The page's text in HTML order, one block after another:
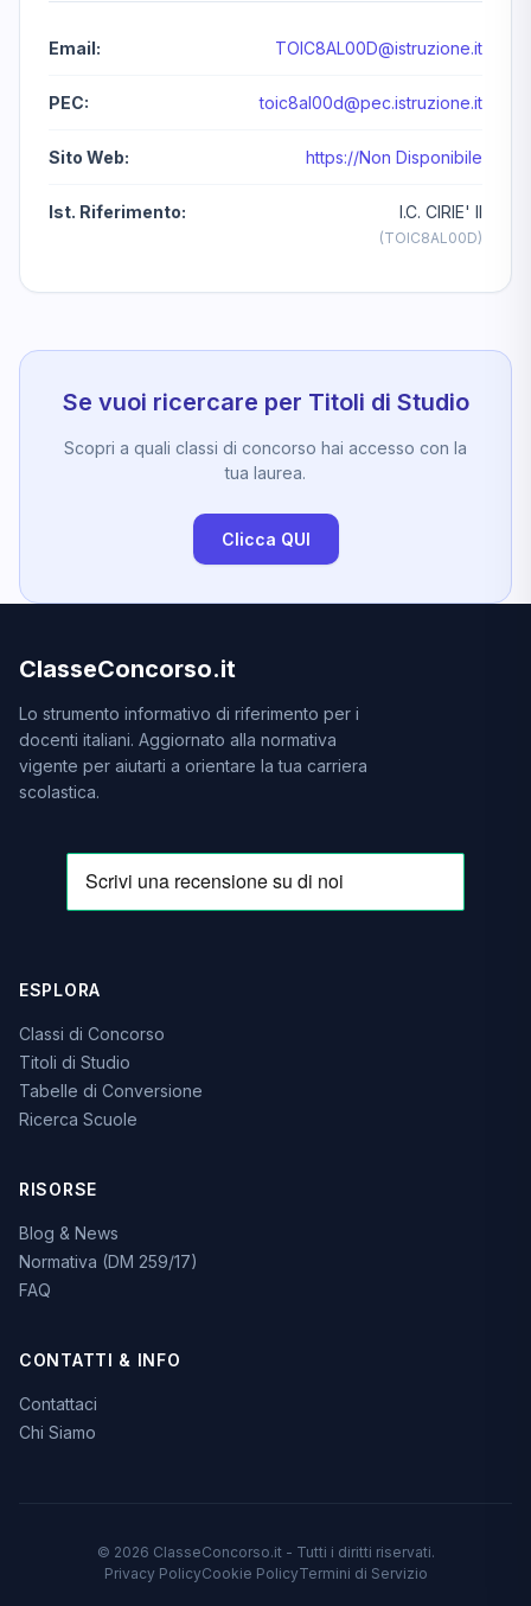
Email: TOIC8AL00D@istruzione.it
PEC: toic8al00d@pec.istruzione.it
Sito Web: https://Non Disponibile
Ist. Riferimento: I.C. CIRIE' II
(TOIC8AL00D)
Se vuoi ricercare per Titoli di Studio
Scopri a quali classi di concorso hai accesso con la
tua laurea.
Clicca QUI
ClasseConcorso.it
Lo strumento informativo di riferimento per i
docenti italiani. Aggiornato alla normativa
vigente per aiutarti a orientare la tua carriera
scolastica.
ESPLORA
Classi di Concorso
Titoli di Studio
Tabelle di Conversione
Ricerca Scuole
RISORSE
Blog & News
Normativa (DM 259/17)
FAQ
CONTATTI & INFO
Contattaci
Chi Siamo
© 2026 ClasseConcorso.it - Tutti i diritti riservati.
Privacy PolicyCookie PolicyTermini di Servizio